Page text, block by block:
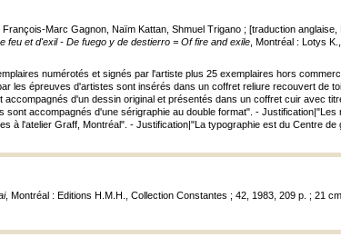
Marc Gagnon, Naïm Kattan, Shmuel Trigano ; [traduction
feu et d'exil - De fuego y de destierro = Of fire and exile , Montréal : Lotys
numérotés et signés par l'artiste plus 25 exemplaires hors
les épreuves d'artistes sont insérés dans un coffret reliure recouvert de
d'un dessin original et présentés dans un coffret cuir avec
sont accompagnés d'une sérigraphie au double format". -
à l'atelier Graff, Montréal". - Justification|"La typographie est du Centre de
, Montréal : Editions H.M.H., Collection Constantes ; 42, 1983, 209 p. ; 21 cm.